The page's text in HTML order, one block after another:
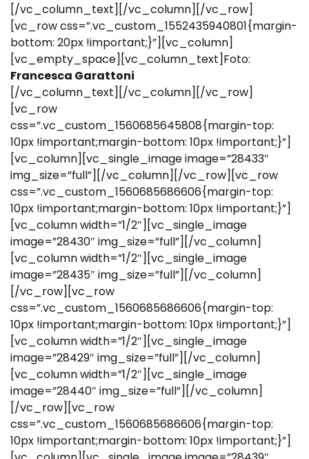
[/vc_column_text][/vc_column][/vc_row]
[vc_row css=”.vc_custom_1552435940801{margin-
bottom: 20px !important;}”][vc_column]
[vc_empty_space][vc_column_text]Foto:
Francesca Garattoni
[/vc_column_text][/vc_column][/vc_row]
[vc_row
css=”.vc_custom_1560685645808{margin-top:
10px !important;margin-bottom: 10px !important;}”]
[vc_column][vc_single_image image=”28433″
img_size=”full”][/vc_column][/vc_row][vc_row
css=”.vc_custom_1560685686606{margin-top:
10px !important;margin-bottom: 10px !important;}”]
[vc_column width=”1/2″][vc_single_image
image=”28430″ img_size=”full”][/vc_column]
[vc_column width=”1/2″][vc_single_image
image=”28435″ img_size=”full”][/vc_column]
[/vc_row][vc_row
css=”.vc_custom_1560685686606{margin-top:
10px !important;margin-bottom: 10px !important;}”]
[vc_column width=”1/2″][vc_single_image
image=”28429″ img_size=”full”][/vc_column]
[vc_column width=”1/2″][vc_single_image
image=”28440″ img_size=”full”][/vc_column]
[/vc_row][vc_row
css=”.vc_custom_1560685686606{margin-top:
10px !important;margin-bottom: 10px !important;}”]